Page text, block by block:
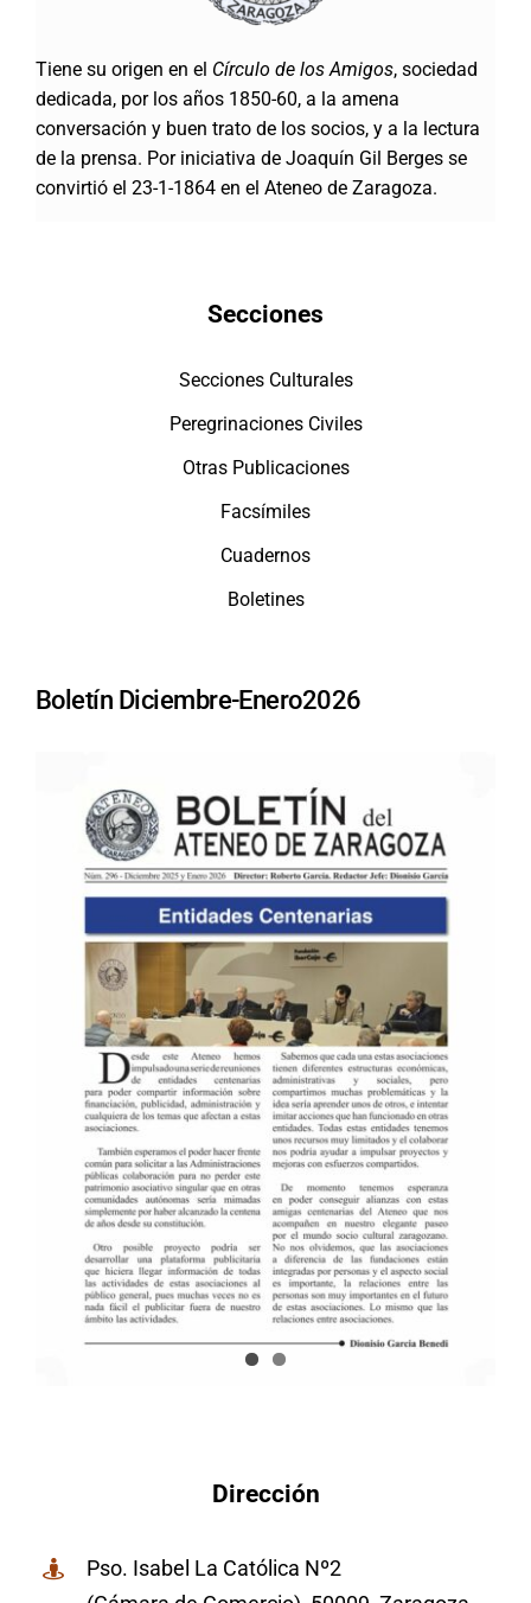
Tiene su origen en el Círculo de los Amigos, sociedad
dedicada, por los años 1850-60, a la amena
conversación y buen trato de los socios, y a la lectura
de la prensa. Por iniciativa de Joaquín Gil Berges se
convirtió el 23-1-1864 en el Ateneo de Zaragoza.
Secciones
Secciones Culturales
Peregrinaciones Civiles
Otras Publicaciones
Facsímiles
Cuadernos
Boletines
Boletín Diciembre-Enero2026
Dirección
Pso. Isabel La Católica Nº2